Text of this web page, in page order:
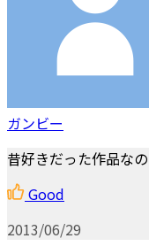
ガンビー
昔好きだった作品な
Good
2013/06/29